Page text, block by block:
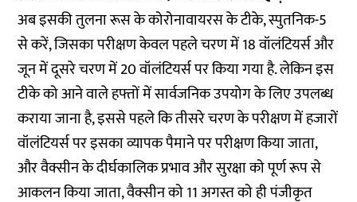
अब इसकी तुलना रूस के कोरोनावायरस के टीके, स्पुतनिक-5
से करें, जिसका परीक्षण केवल पहले चरण में 18 वॉलंटियर्स और
जून में दूसरे चरण में 20 वॉलंटियर्स पर किया गया है. लेकिन इस
टीके को आने वाले हफ्तों में सार्वजनिक उपयोग के लिए उपलब्ध
कराया जाना है, इससे पहले कि तीसरे चरण के परीक्षण में हजारों
वॉलंटियर्स पर इसका व्यापक पैमाने पर परीक्षण किया जाता,
और वैक्सीन के दीर्घकालिक प्रभाव और सुरक्षा को पूर्ण रूप से
आकलन किया जाता, वैक्सीन को 11 अगस्त को ही पंजीकृत